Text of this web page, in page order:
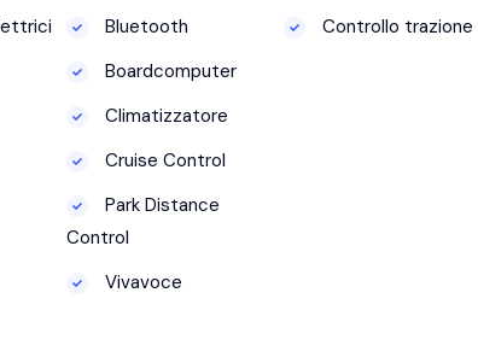
Bluetooth
Boardcomputer
Climatizzatore
Cruise Control
Park Distance
Control
Vivavoce
Controllo trazione